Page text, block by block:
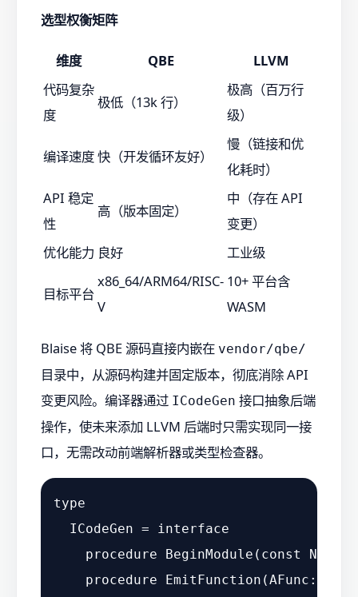
选型权衡矩阵
维度 QBE
LLVM
代码复杂
度
极低（13k 行）
极高（百万行
级）
编译速度快（开发循环友好）
慢（链接和优
化耗时）
API 稳定
性
高（版本固定）
中（存在 API
变更）
优化能力 良好 工业级
目标平台
x86_64/ARM64/RISC-
V
10+ 平台含
WASM
Blaise 将 QBE 源码直接内嵌在 vendor/qbe/
目录中，从源码构建并固定版本，彻底消除 API
变更风险。编译器通过 ICodeGen 接口抽象后端
操作，使未来添加 LLVM 后端时只需实现同一接
口，无需改动前端解析器或类型检查器。
type
  ICodeGen = interface
procedure BeginModule(const Name:
procedure EmitFunction(AFunc: